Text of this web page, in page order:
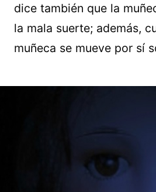
dice también que la
la mala suerte; además,
muñeca se mueve por sí